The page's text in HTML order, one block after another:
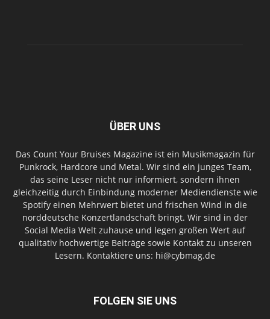
ÜBER UNS
Das Count Your Bruises Magazine ist ein Musikmagazin für
Punkrock, Hardcore und Metal. Wir sind ein junges Team,
das seine Leser nicht nur informiert, sondern ihnen
gleichzeitig durch Einbindung moderner Mediendienste wie
Spotify einen Mehrwert bietet und frischen Wind in die
norddeutsche Konzertlandschaft bringt. Wir sind in der
Social Media Welt zuhause und legen großen Wert auf
qualitativ hochwertige Beiträge sowie Kontakt zu unseren
Lesern. Kontaktiere uns: hi@cybmag.de
FOLGEN SIE UNS